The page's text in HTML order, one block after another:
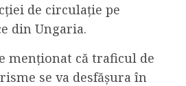
de circulație pe
din Ungaria.
menționat că traficul de
se va desfășura în